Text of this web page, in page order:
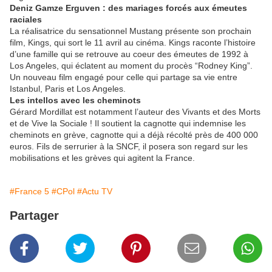
Deniz Gamze Erguven : des mariages forcés aux émeutes
raciales
La réalisatrice du sensationnel Mustang présente son prochain
film, Kings, qui sort le 11 avril au cinéma. Kings raconte l’histoire
d’une famille qui se retrouve au coeur des émeutes de 1992 à
Los Angeles, qui éclatent au moment du procès “Rodney King”.
Un nouveau film engagé pour celle qui partage sa vie entre
Istanbul, Paris et Los Angeles.
Les intellos avec les cheminots
Gérard Mordillat est notamment l’auteur des Vivants et des Morts
et de Vive la Sociale ! Il soutient la cagnotte qui indemnise les
cheminots en grève, cagnotte qui a déjà récolté près de 400 000
euros. Fils de serrurier à la SNCF, il posera son regard sur les
mobilisations et les grèves qui agitent la France.
#France 5 #CPol #Actu TV
Partager